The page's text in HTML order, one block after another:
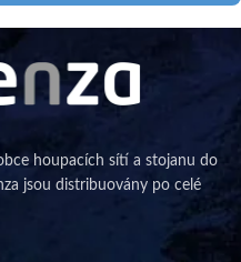
houpacích sítí a stojanu do
jsou distribuovány po celé